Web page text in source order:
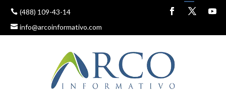
(488) 109-43-14
info@arcoinformativo.com